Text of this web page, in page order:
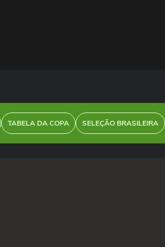
TABELA DA COPA SELEÇÃO BRASILEIRA